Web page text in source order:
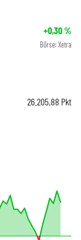
+0,30%
Börse: Xetra
26.205,88 Pkt